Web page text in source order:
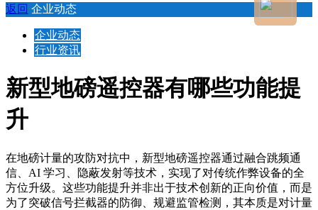
返回 企业动态
企业动态
行业资讯
新型地磅遥控器有哪些功能提
升
在地磅计量的攻防对抗中，新型地磅遥控器通过融合跳频通
信、AI 学习、隐蔽发射等技术，实现了对传统作弊设备的全
方位升级。这些功能提升并非出于技术创新的正向价值，而是
为了突破信号拦截器的防御、规避监管检测，其本质是对计量